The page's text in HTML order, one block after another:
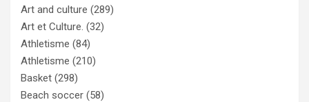
Art and culture (289)
Art et Culture. (32)
Athletisme (84)
Athletisme (210)
Basket (298)
Beach soccer (58)